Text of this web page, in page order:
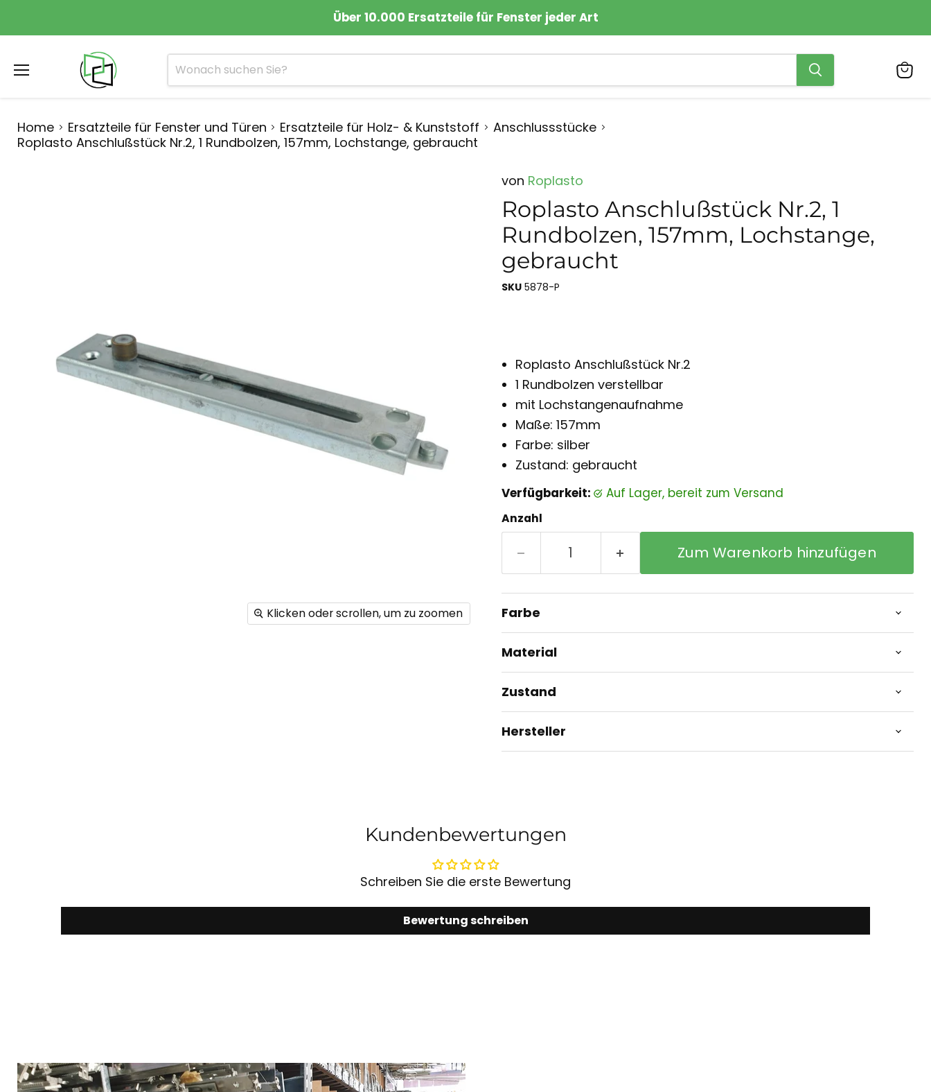
Über 10.000 Ersatzteile für Fenster jeder Art
Home
Ersatzteile für Fenster und Türen Ersatzteile für Holz- & Kunststoff
Anschlussstücke
Roplasto Anschlußstück Nr.2, 1 Rundbolzen, 157mm, Lochstange, gebraucht
Klicken oder scrollen, um zu zoomen
von Roplasto
Roplasto Anschlußstück Nr.2, 1
Rundbolzen, 157mm, Lochstange,
gebraucht
SKU 5878-P
Roplasto Anschlußstück Nr.2
1 Rundbolzen verstellbar
mit Lochstangenaufnahme
Maße: 157mm
Farbe: silber
Zustand: gebraucht
Verfügbarkeit: auf Lager, bereit zum Versand
Anzahl
Zum Warenkorb hinzufügen
Farbe
Material
Zustand
Hersteller
Kundenbewertungen
Schreiben Sie die erste Bewertung
Bewertung schreiben